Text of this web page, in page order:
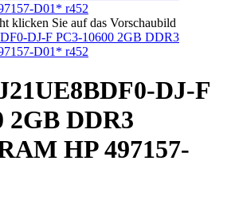
klicken Sie auf das Vorschaubild
DJ-F
2GB DDR3
HP 497157-